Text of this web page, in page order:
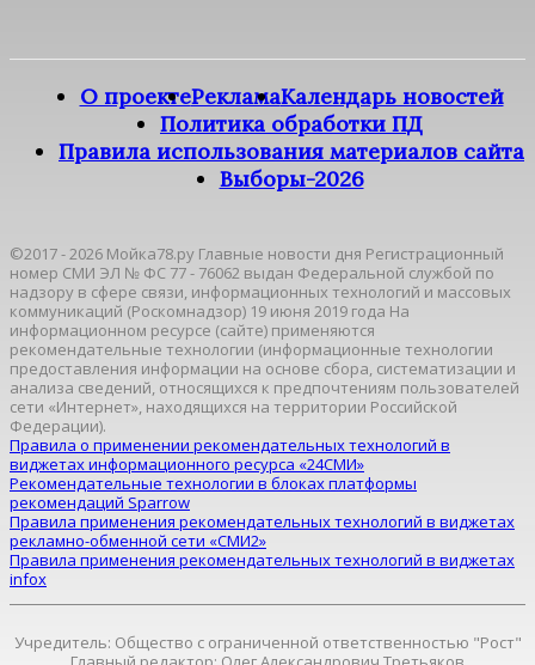
О проектеРекламаКалендарь новостей
Политика обработки ПД
Правила использования материалов сайта
Выборы-2026
©2017 - 2026 Мойка78.ру Главные новости дня Регистрационный
номер СМИ ЭЛ № ФС 77 - 76062 выдан Федеральной службой по
надзору в сфере связи, информационных технологий и массовых
коммуникаций (Роскомнадзор) 19 июня 2019 года На
информационном ресурсе (сайте) применяются
рекомендательные технологии (информационные технологии
предоставления информации на основе сбора, систематизации и
анализа сведений, относящихся к предпочтениям пользователей
сети «Интернет», находящихся на территории Российской
Федерации).
Правила о применении рекомендательных технологий в
виджетах информационного ресурса «24СМИ»
Рекомендательные технологии в блоках платформы
рекомендаций Sparrow
Правила применения рекомендательных технологий в виджетах
рекламно-обменной сети «СМИ2»
Правила применения рекомендательных технологий в виджетах
infox
Учредитель: Общество с ограниченной ответственностью "Рост"